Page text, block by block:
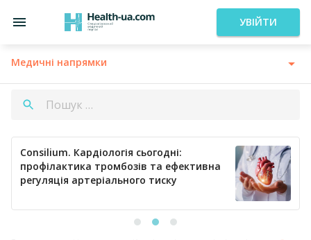
УВІЙТИ
Медичні напрямки
Consilium. Кардіологія сьогодні:
профілактика тромбозів та ефективна
регуляція артеріального тиску